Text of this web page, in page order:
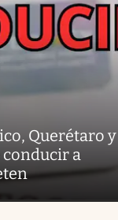
Querétaro y
conducir a